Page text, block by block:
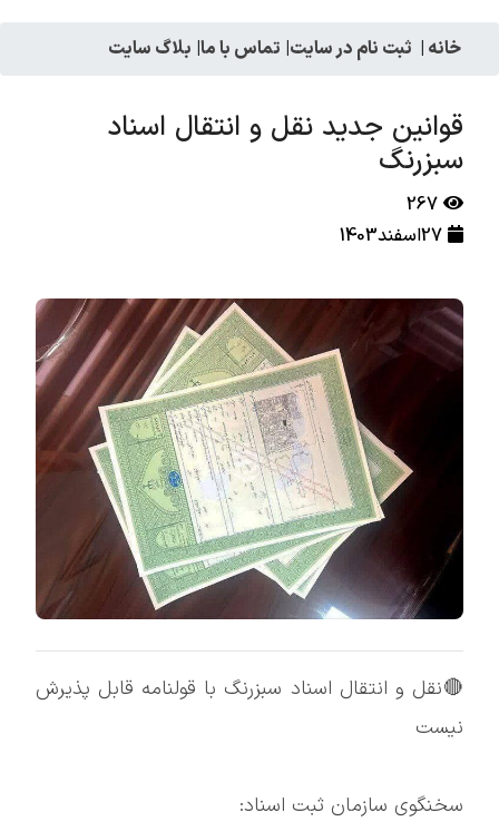
خانه | ثبت نام در سایت| تماس با ما| بلاگ سایت
قوانین جدید نقل و انتقال اسناد
سبزرنگ
267
27اسفند1403
🔴نقل و انتقال اسناد سبزرنگ با قولنامه قابل پذیرش
نیست
سخنگوی سازمان ثبت اسناد: